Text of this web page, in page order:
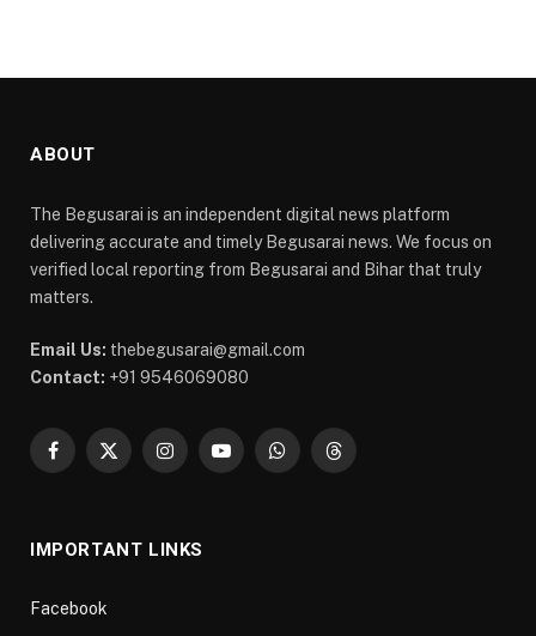
ABOUT
The Begusarai is an independent digital news platform
delivering accurate and timely Begusarai news. We focus on
verified local reporting from Begusarai and Bihar that truly
matters.
Email Us: thebegusarai@gmail.com
Contact: +91 9546069080
Facebook
X
InstagramYouTubeWhatsAppThreads
IMPORTANT LINKS
Facebook